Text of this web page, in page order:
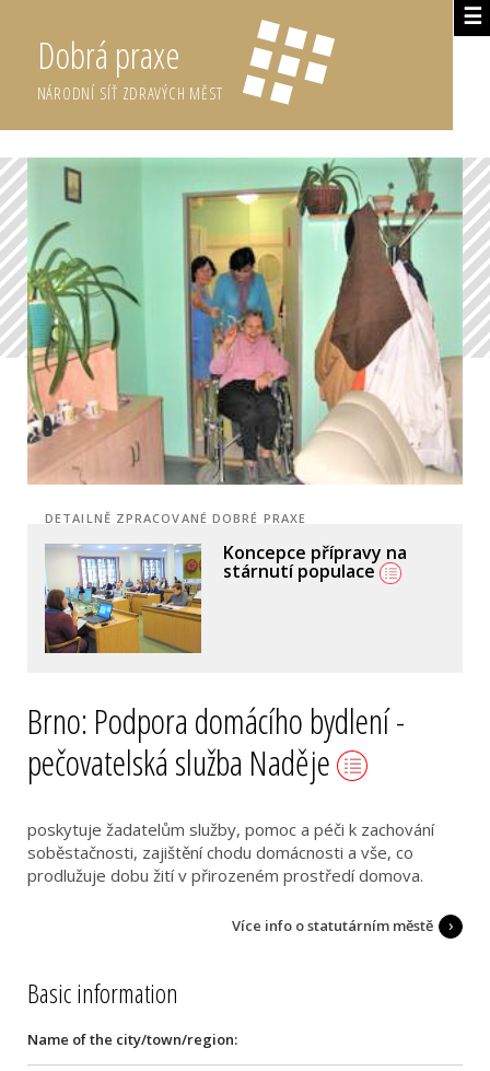
☰
Dobrá praxe
NÁRODNÍ SÍŤ ZDRAVÝCH MĚST
DETAILNĚ ZPRACOVANÉ DOBRÉ PRAXE
Koncepce přípravy na
stárnutí populace
Město dává práci
dlouhodobě
nezaměstnaným
Brno: Podpora domácího bydlení -
pečovatelská služba Naděje
poskytuje žadatelům služby, pomoc a péči k zachování
soběstačnosti, zajištění chodu domácnosti a vše, co
prodlužuje dobu žití v přirozeném prostředí domova.
Více info o statutárním městě
Basic information
Name of the city/town/region: